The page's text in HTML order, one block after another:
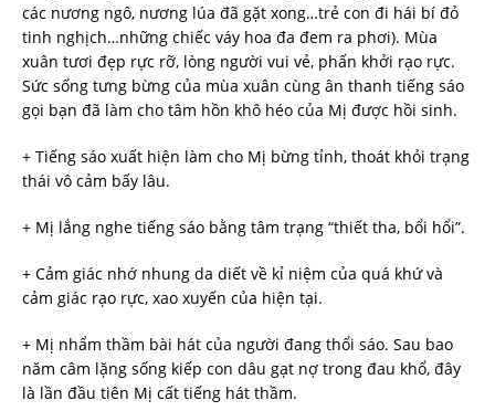
các nương ngô, nương lúa đã gặt xong…trẻ con đi hái bí đỏ
tinh nghịch…những chiếc váy hoa đa đem ra phơi). Mùa
xuân tươi đẹp rực rỡ, lòng người vui vẻ, phấn khởi rạo rực.
Sức sống tưng bừng của mùa xuân cùng ân thanh tiếng sáo
gọi bạn đã làm cho tâm hồn khô héo của Mị được hồi sinh.
+ Tiếng sáo xuất hiện làm cho Mị bừng tỉnh, thoát khỏi trạng
thái vô cảm bấy lâu.
+ Mị lắng nghe tiếng sáo bằng tâm trạng “thiết tha, bổi hổi”.
+ Cảm giác nhớ nhung da diết về kỉ niệm của quá khứ và
cảm giác rạo rực, xao xuyến của hiện tại.
+ Mị nhẩm thầm bài hát của người đang thổi sáo. Sau bao
năm câm lặng sống kiếp con dâu gạt nợ trong đau khổ, đây
là lần đầu tiên Mị cất tiếng hát thầm.